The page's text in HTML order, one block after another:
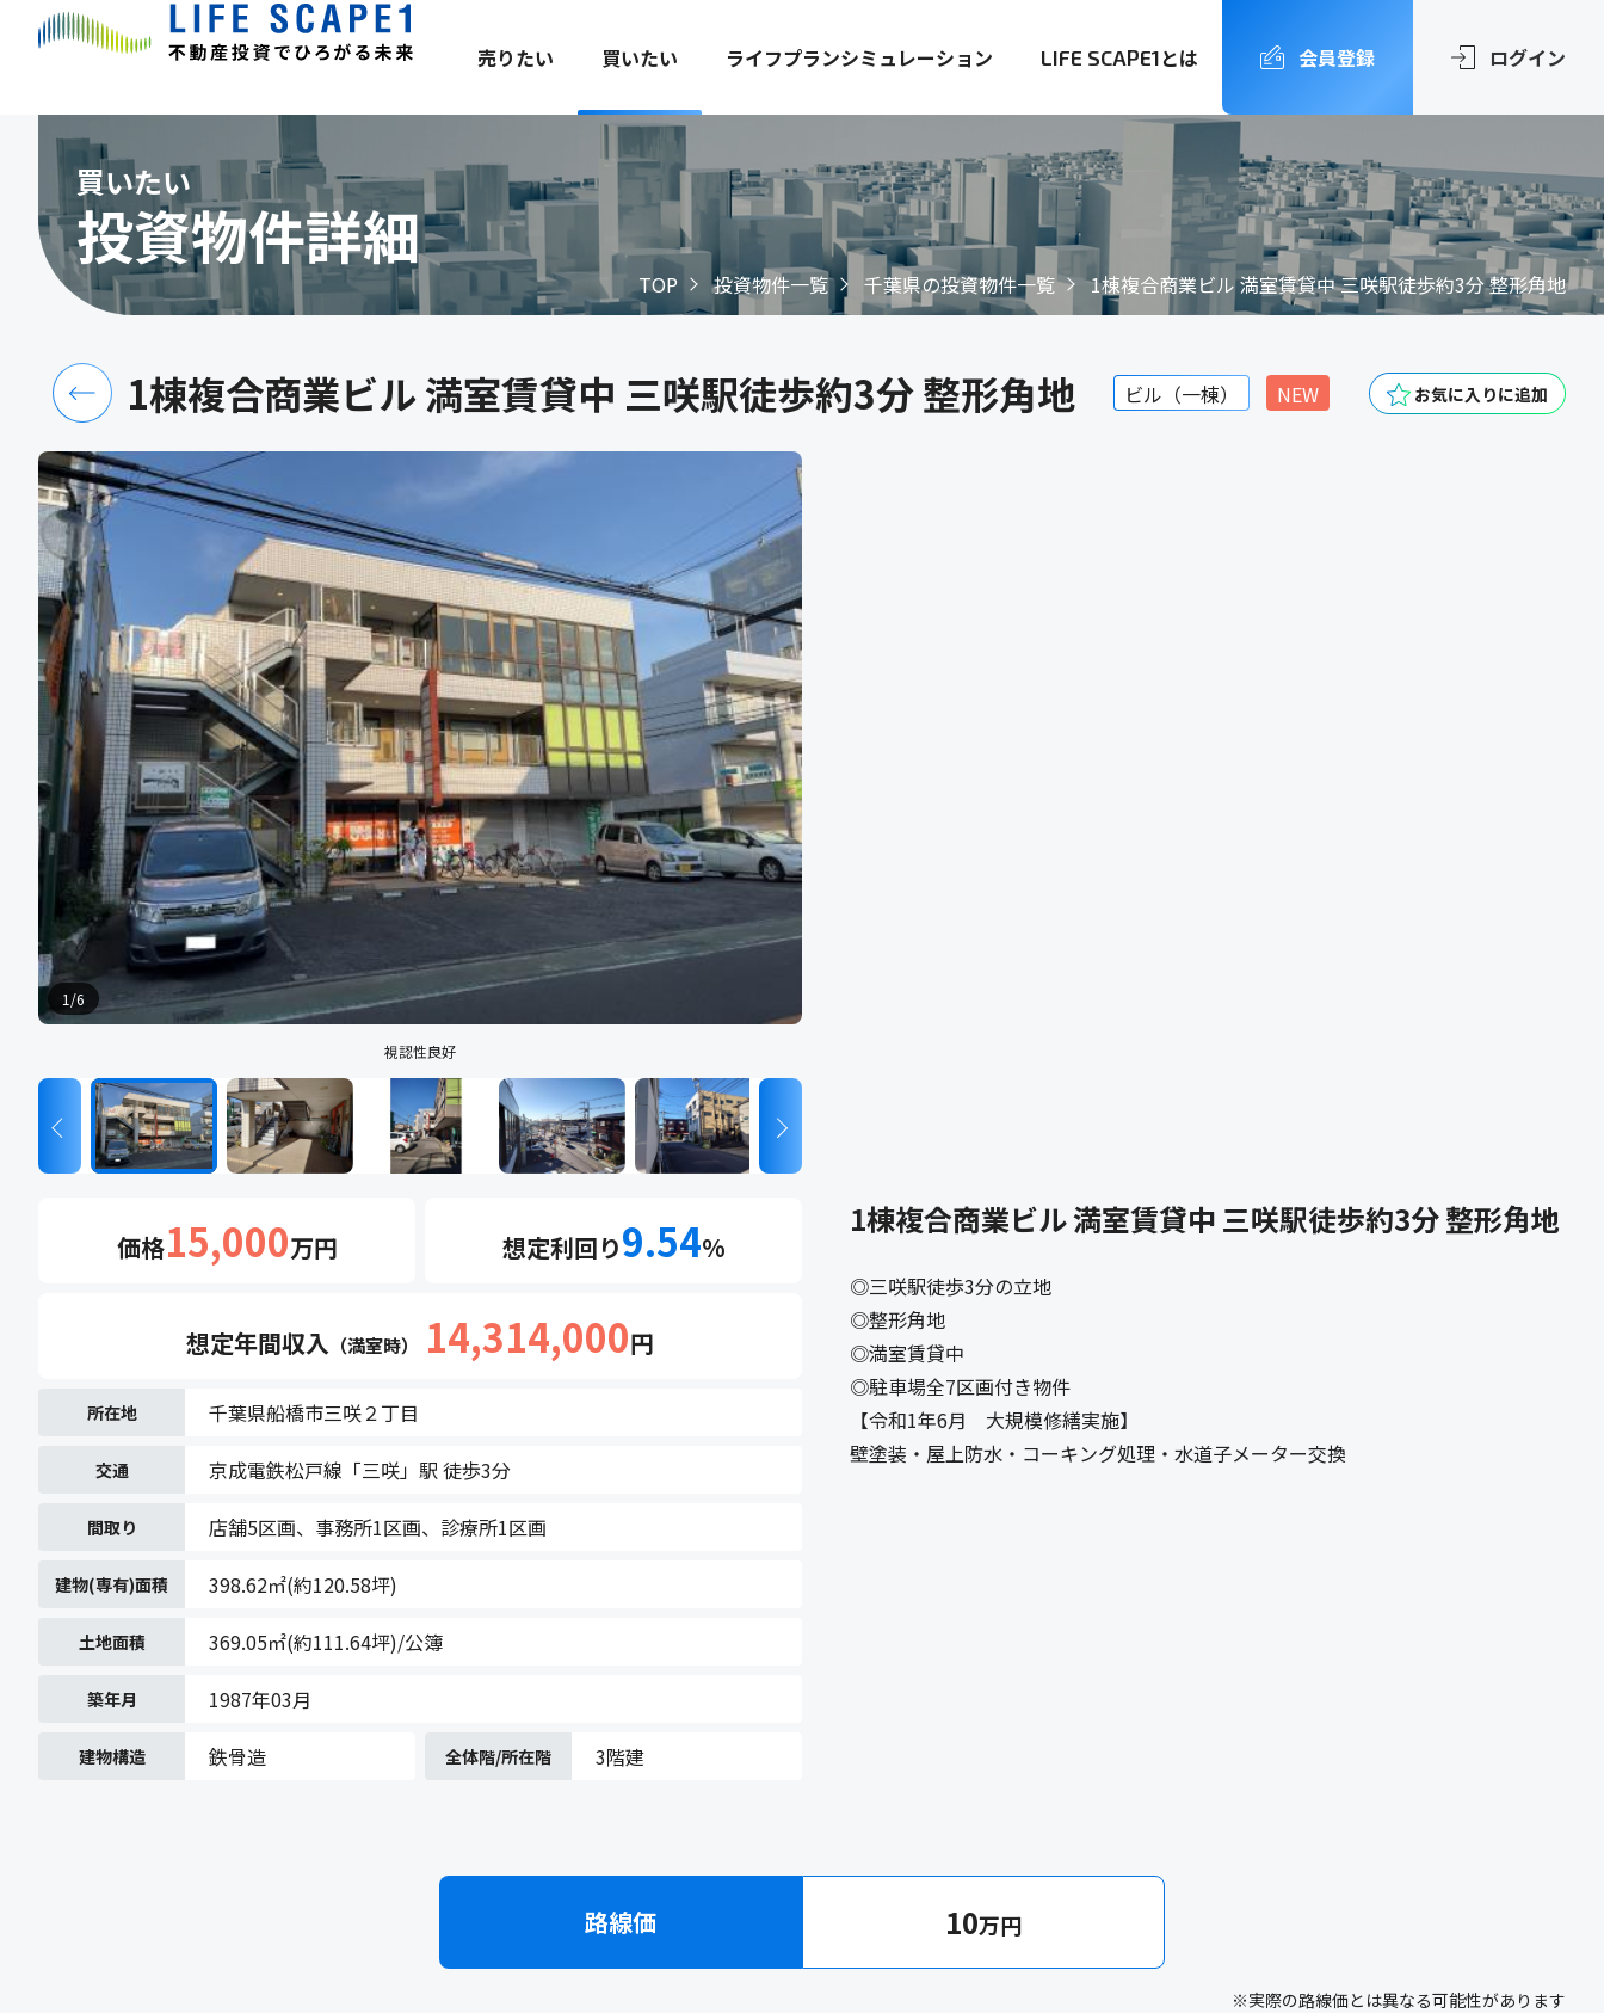
売りたい 買いたい ライフプランシミュレーション LIFE SCAPE1とは 会員登録 ログイン
買いたい
投資物件詳細
TOP 投資物件一覧 千葉県の投資物件一覧 1棟複合商業ビル 満室賃貸中 三咲駅徒歩約3分 整形角地
1棟複合商業ビル 満室賃貸中 三咲駅徒歩約3分 整形角地 ビル（一棟） NEW お気に入りに追加
視認性良好
1 /6
Next
価格15,000万円 想定利回り9.54%
想定年間収入 （満室時） 14,314,000円
所在地 千葉県船橋市三咲２丁目
交通 京成電鉄松戸線「三咲」駅 徒歩3分
間取り 店舗5区画、事務所1区画、診療所1区画
建物(専有)面積 398.62㎡(約120.58坪)
土地面積 369.05㎡(約111.64坪)/公簿
築年月 1987年03月
建物構造 鉄骨造 全体階/所在階 3階建
1棟複合商業ビル 満室賃貸中 三咲駅徒歩約3分 整形角地
◎三咲駅徒歩3分の立地
◎整形角地
◎満室賃貸中
◎駐車場全7区画付き物件
【令和1年6月 大規模修繕実施】
壁塗装・屋上防水・コーキング処理・水道子メーター交換
路線価 10万円
※実際の路線価とは異なる可能性があります